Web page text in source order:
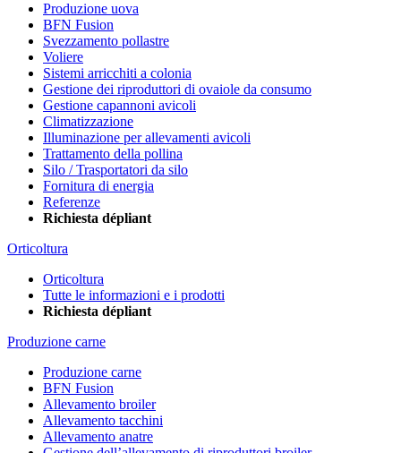
Produzione uova
BFN Fusion
Svezzamento pollastre
Voliere
Sistemi arricchiti a colonia
Gestione dei riproduttori di ovaiole da consumo
Gestione capannoni avicoli
Climatizzazione
Illuminazione per allevamenti avicoli
Trattamento della pollina
Silo / Trasportatori da silo
Fornitura di energia
Referenze
Richiesta dépliant
Orticoltura
Orticoltura
Tutte le informazioni e i prodotti
Richiesta dépliant
Produzione carne
Produzione carne
BFN Fusion
Allevamento broiler
Allevamento tacchini
Allevamento anatre